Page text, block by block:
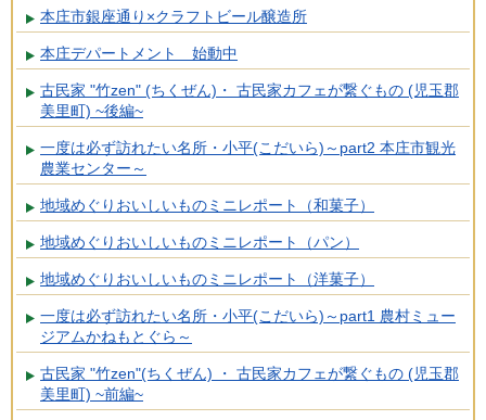
本庄市銀座通り×クラフトビール醸造所
本庄デパートメント 始動中
古民家 "竹zen" (ちくぜん)・ 古民家カフェが繋ぐもの (児玉郡
美里町) ~後編~
一度は必ず訪れたい名所・小平(こだいら)～part2 本庄市観光
農業センター～
地域めぐりおいしいものミニレポート（和菓子）
地域めぐりおいしいものミニレポート（パン）
地域めぐりおいしいものミニレポート（洋菓子）
一度は必ず訪れたい名所・小平(こだいら)～part1 農村ミュー
ジアムかねもとぐら～
古民家 "竹zen"(ちくぜん) ・ 古民家カフェが繋ぐもの (児玉郡
美里町) ~前編~